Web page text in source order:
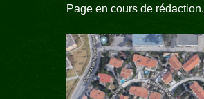
Page en cours de rédaction.